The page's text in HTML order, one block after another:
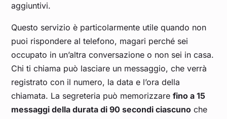
aggiuntivi.
Questo servizio è particolarmente utile quando non
puoi rispondere al telefono, magari perché sei
occupato in un’altra conversazione o non sei in casa.
Chi ti chiama può lasciare un messaggio, che verrà
registrato con il numero, la data e l’ora della
chiamata. La segreteria può memorizzarefino a 15
messaggi della durata di 90 secondi ciascuno che